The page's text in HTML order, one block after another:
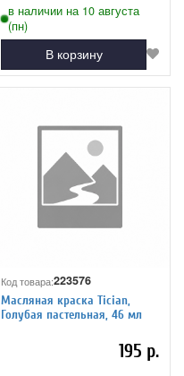
в наличии на 10 августа
(пн)
В корзину
Код товара:223576
Масляная краска Tician,
Голубая пастельная, 46 мл
195 р.